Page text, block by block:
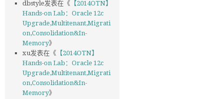
dbstyle发表在《 【2014OTN】
Hands-on Lab：Oracle 12c
Upgrade,Multitenant,Migrati
on,Consolidation&In-
Memory》
xu发表在《 【2014OTN】
Hands-on Lab：Oracle 12c
Upgrade,Multitenant,Migrati
on,Consolidation&In-
Memory》